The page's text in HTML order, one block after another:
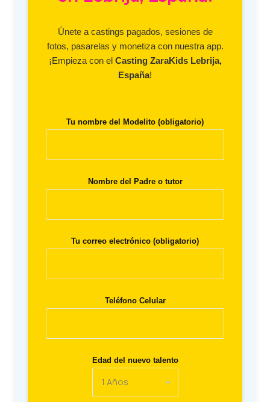
Únete a castings pagados, sesiones de
fotos, pasarelas y monetiza con nuestra app.
¡Empieza con el Casting ZaraKids Lebrija,
España!
Tu nombre del Modelito (obligatorio)
Nombre del Padre o tutor
Tu correo electrónico (obligatorio)
Teléfono Celular
Edad del nuevo talento